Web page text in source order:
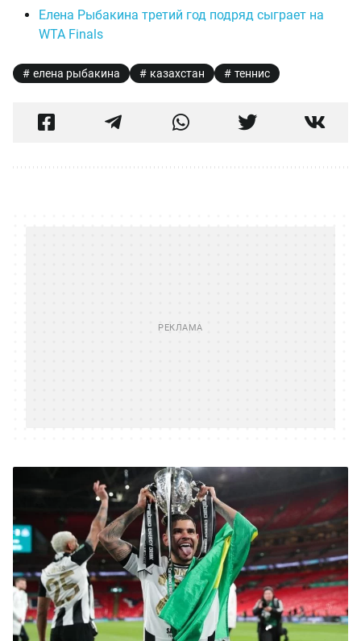
Елена Рыбакина третий год подряд сыграет на
WTA Finals
елена рыбакина казахстан теннис